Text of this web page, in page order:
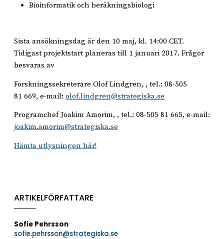
Bioinformatik och beräkningsbiologi
Sista ansökningsdag är den 10 maj, kl. 14:00 CET.
Tidigast projektstart planeras till 1 januari 2017. Frågor
besvaras av
Forskningssekreterare Olof Lindgren, , tel.: 08-505
81 669, e-mail: olof.lindgren@strategiska.se
Programchef Joakim Amorim, , tel.: 08-505 81 665, e-mail:
joakim.amorim@strategiska.se
Hämta utlysningen här!
ARTIKELFÖRFATTARE
Sofie Pehrsson
sofie.pehrsson@strategiska.se